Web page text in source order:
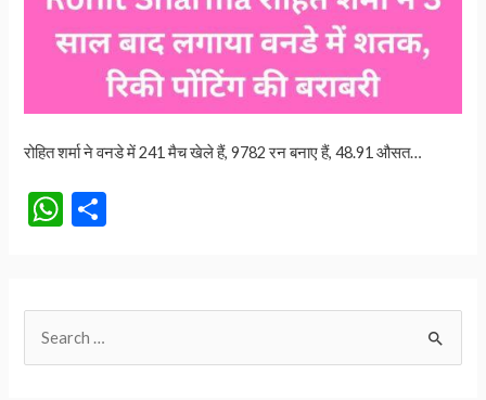
रोहित शर्मा ने वनडे में 241 मैच खेले हैं, 9782 रन बनाए हैं, 48.91 औसत…
W
s
A
e